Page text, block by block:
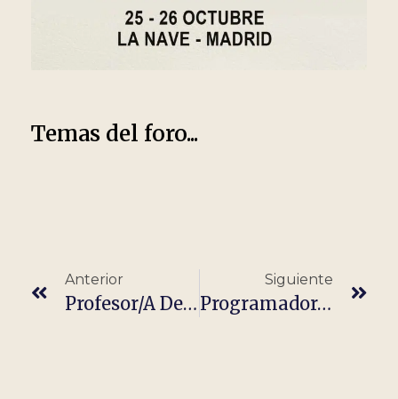
Temas del foro...
Anterior
Profesor/a De Primaria – Clases Particulares – Sin Experiencia
Siguiente
Programador/a SAP NetWeaver